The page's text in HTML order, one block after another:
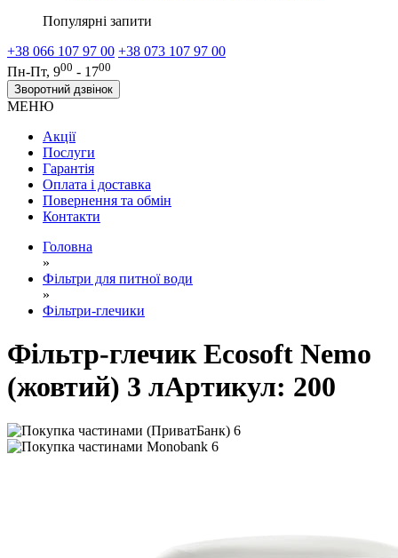
Популярні запити
+38 066 107 97 00 +38 073 107 97 00
Пн-Пт, 900 - 1700
Зворотний дзвінок
МЕНЮ
Акції
Послуги
Гарантія
Оплата і доставка
Повернення та обмін
Контакти
Головна
»
Фільтри для питної води
»
Фільтри-глечики
Фільтр-глечик Ecosoft Nemo
(жовтий) 3 лАртикул: 200
6
6